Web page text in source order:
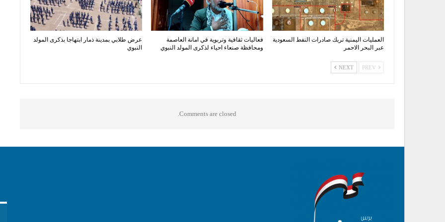
العمليات اليمنية تربك صادرات النفط السعودية
عبر البحر الاحمر
فعاليات ثقافية وتربوية في امانة العاصمة
ومحافظة صنعاء احياء لذكرى المولد النبوي
عرض طلابي بمدينة ذمار ابتهاجا بذكرى المولد
النبوي
NEXT
Comments are closed.